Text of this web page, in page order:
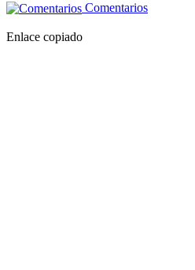
Comentarios
Enlace copiado